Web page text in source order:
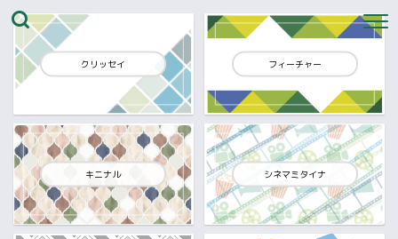
クリッセイ フィーチャー
キニナル シネマミタイナ